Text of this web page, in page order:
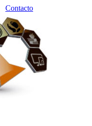
Contacto